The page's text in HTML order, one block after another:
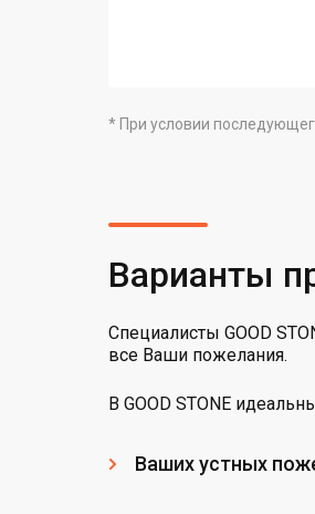
* При условии
Варианты
Специалисты GOOD
все Ваши пожелания.
В GOOD STONE
Ваших устных